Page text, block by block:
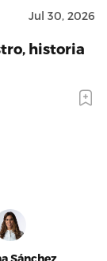
Jul 30, 2026
historia
Sánchez